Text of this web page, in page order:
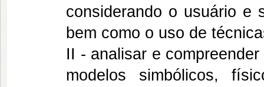
considerando o usuário e
bem como o uso de
II - analisar e
modelos simbólicos,